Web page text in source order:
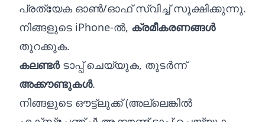
പ്രത്യേക ഓൺ/ഓഫ് സ്വിച്ച് സൂക്ഷിക്കുന്നു.
നിങ്ങളുടെ iPhone-ൽ, ക്രമീകരണങ്ങൾ
തുറക്കുക.
കലണ്ടർടാപ്പ് ചെയ്യുക, തുടർന്ന്
അക്കൗണ്ടുകൾ.
നിങ്ങളുടെ ഔട്ട്ലുക്ക് (അല്ലെങ്കിൽ